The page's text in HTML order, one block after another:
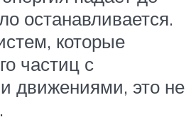
останавливается.
которые
частиц с
движениями, это не